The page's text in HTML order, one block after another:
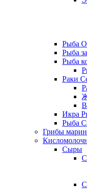
Рыба
Рыба
Рыба
Раки
Икра
Рыба
Грибы
Сыры